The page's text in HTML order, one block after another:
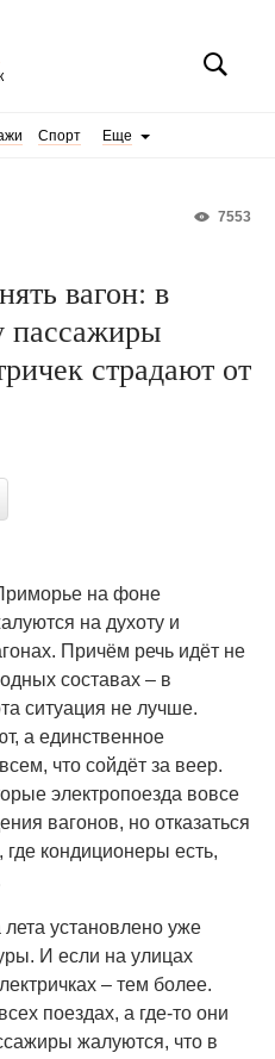
Спорт Еще
7553
вагон: в
пассажиры
страдают от
на фоне
на духоту и
Причём речь идёт не
составах – в
ситуация не лучше.
а единственное
что сойдёт за веер.
электропоезда вовсе
вагонов, но отказаться
где кондиционеры есть,
установлено уже
И если на улицах
– тем более.
поездах, а где-то они
жалуются, что в